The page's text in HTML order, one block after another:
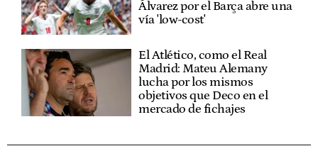
Álvarez por el Barça abre una
vía 'low-cost'
El Atlético, como el Real
Madrid: Mateu Alemany
lucha por los mismos
objetivos que Deco en el
mercado de fichajes